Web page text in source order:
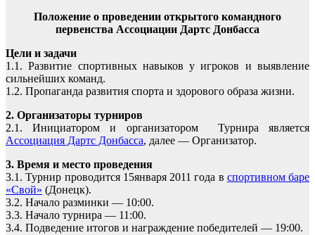
Положение о проведении открытого командного
первенства Ассоциации Дартс Донбасса
Цели и задачи
1.1. Развитие спортивных навыков у игроков и выявление
сильнейших команд.
1.2. Пропаганда развития спорта и здорового образа жизни.
2. Организаторы турниров
2.1. Инициатором и организатором Турнира является
Ассоциация Дартс Донбасса, далее — Организатор.
3. Время и место проведения
3.1. Турнир проводится 15января 2011 года в спортивном баре
«Свой» (Донецк).
3.2. Начало разминки — 10:00.
3.3. Начало турнира — 11:00.
3.4. Подведение итогов и награждение победителей — 19:00.